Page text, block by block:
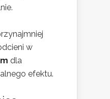
w
dla
efektu.